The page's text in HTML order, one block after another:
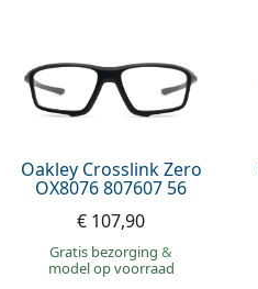
Oakley Crosslink Zero
OX8076 807607 56
€ 107,90
Gratis bezorging&
model op voorraad